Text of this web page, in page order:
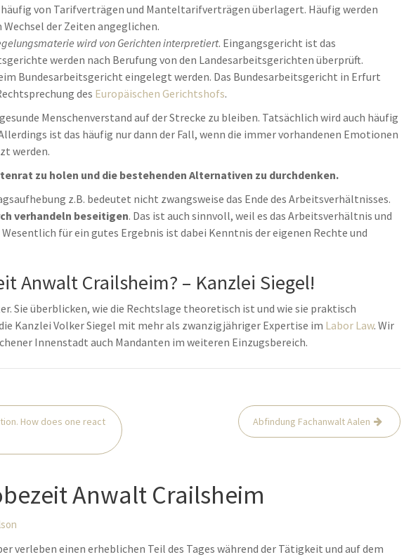
von Tarifverträgen und Manteltarifverträgen überlagert. Häufig werden
der Zeiten angeglichen.
wird von Gerichten interpretiert. Eingangsgericht ist das
werden nach Berufung von den Landesarbeitsgerichten überprüft.
Bundesarbeitsgericht eingelegt werden. Das Bundesarbeitsgericht in Erfurt
des Europäischen Gerichtshofs.
Menschenverstand auf der Strecke zu bleiben. Tatsächlich wird auch häufig
ist das häufig nur dann der Fall, wenn die immer vorhandenen Emotionen
werden.
zu holen und die bestehenden Alternativen zu durchdenken.
z.B. bedeutet nicht zwangsweise das Ende des Arbeitsverhältnisses.
verhandeln beseitigen. Das ist auch sinnvoll, weil es das Arbeitsverhältnis und
für ein gutes Ergebnis ist dabei Kenntnis der eigenen Rechte und
Anwalt Crailsheim? – Kanzlei Siegel!
Sie überblicken, wie die Rechtslage theoretisch ist und wie sie praktisch
Kanzlei Volker Siegel mit mehr als zwanzigjähriger Expertise im Labor Law. Wir
Innenstadt auch Mandanten im weiteren Einzugsbereich.
How does one react
Abfindung Fachanwalt Aalen
Anwalt Crailsheim
verleben einen erheblichen Teil des Tages während der Tätigkeit und auf dem